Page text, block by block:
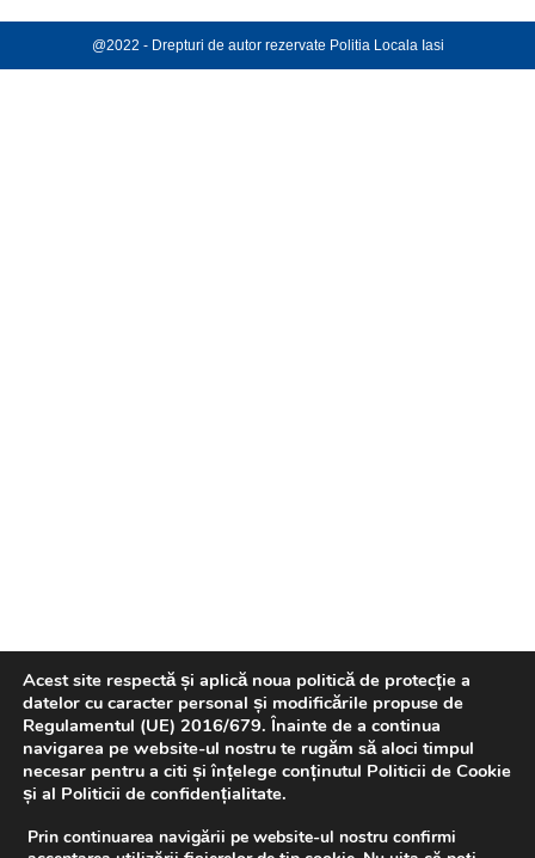
@2022 - Drepturi de autor rezervate Politia Locala Iasi
Acest site respectă și aplică noua politică de protecție a
datelor cu caracter personal și modificările propuse de
Regulamentul (UE) 2016/679. Înainte de a continua
navigarea pe website-ul nostru te rugăm să aloci timpul
necesar pentru a citi și înțelege conținutul Politicii de Cookie
și al Politicii de confidențialitate.
Prin continuarea navigării pe website-ul nostru confirmi